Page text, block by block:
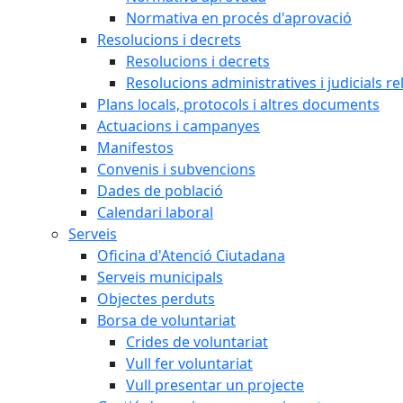
Normativa en procés d'aprovació
Resolucions i decrets
Resolucions i decrets
Resolucions administratives i judicials
Plans locals, protocols i altres documents
Actuacions i campanyes
Manifestos
Convenis i subvencions
Dades de població
Calendari laboral
Serveis
Oficina d'Atenció Ciutadana
Serveis municipals
Objectes perduts
Borsa de voluntariat
Crides de voluntariat
Vull fer voluntariat
Vull presentar un projecte